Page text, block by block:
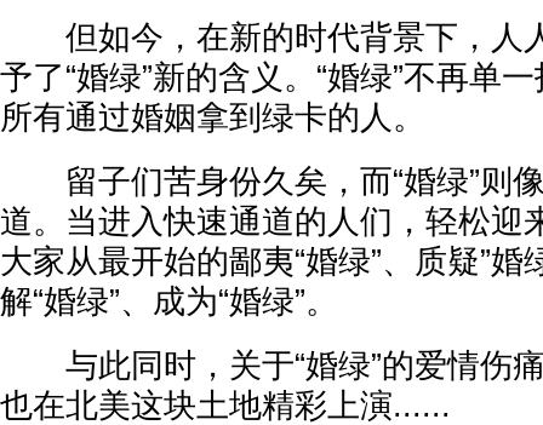
但如今，在新的时代背景下，人
予了“婚绿”新的含义。“婚绿”不再单
所有通过婚姻拿到绿卡的人。
留子们苦身份久矣，而“婚绿”则
道。当进入快速通道的人们，轻松迎
大家从最开始的鄙夷“婚绿”、质疑”婚
解“婚绿”、成为“婚绿”。
与此同时，关于“婚绿”的爱情伤
也在北美这块土地精彩上演......